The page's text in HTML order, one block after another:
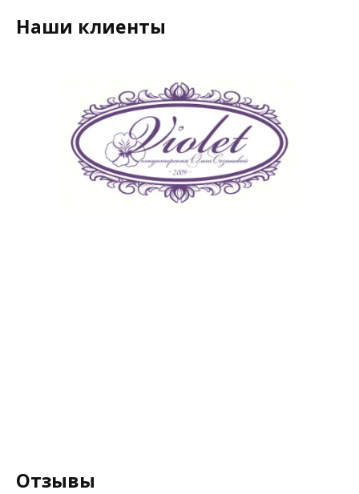
Наши клиенты
Отзывы